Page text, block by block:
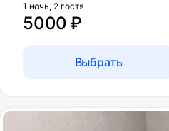
5000 ₽
1 ночь, 2 гостя
Выбрать